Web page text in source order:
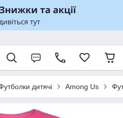
дитячі Among Us